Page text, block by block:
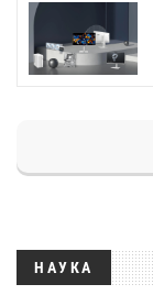
НАУКА